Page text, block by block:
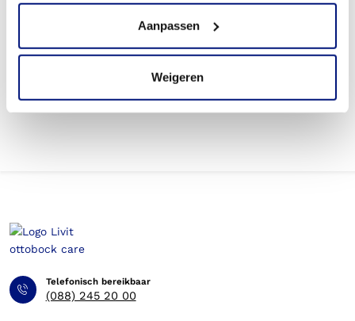
Aanpassen
Weigeren
Wat valt er binnen de vergoeding van een scoliosebrace?
Betaal ik een eigen risico voor de scoliosebrace?
Telefonisch bereikbaar
(088) 245 20 00